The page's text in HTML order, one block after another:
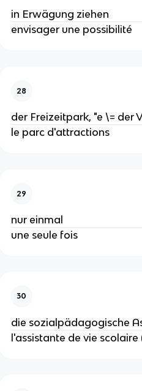
in Erwägung ziehen
envisager une possibilité
28
der Freizeitpark, "e \= der
le parc d'attractions
29
nur einmal
une seule fois
30
die sozialpädagogische
l'assistante de vie scolaire